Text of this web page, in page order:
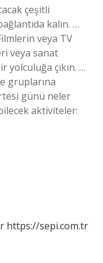
çeşitli
kalın. …
veya TV
veya sanat
yolculuğa çıkın. …
gruplarına
günü neler
aktiviteler:
https://sepi.com.tr